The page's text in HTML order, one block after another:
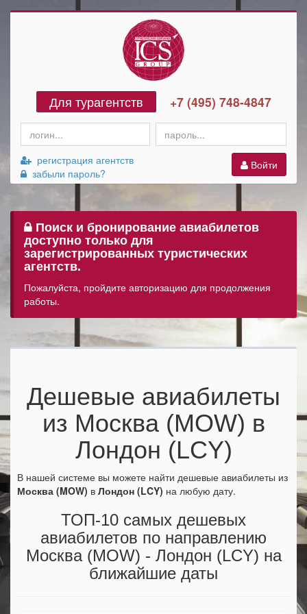
Для турагентств +7 (495) 748-4847
регистрация агентств
забыли пароль?
Войти
Поиск и бронирование авиабилетов
доступно только для
зарегистрированных туристических
агентств.
Пожалуйста, пройдите авторизацию для продолжения
работы.
Дешевые авиабилеты
из Москва (MOW) в
Лондон (LCY)
В нашей системе вы можете найти дешевые авиабилеты из
Москва (MOW) в Лондон (LCY) на любую дату.
ТОП-10 самых дешевых
авиабилетов по направлению
Москва (MOW) - Лондон (LCY) на
ближайшие даты